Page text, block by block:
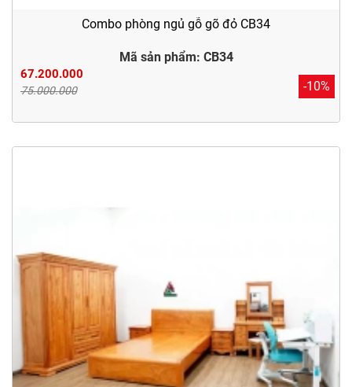
Combo phòng ngủ gỗ gõ đỏ CB34
Mã sản phẩm: CB34
67.200.000
75.000.000 -10%